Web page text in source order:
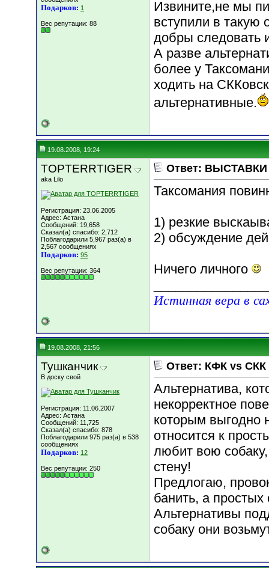
Подарков: 1
Вес репутации: 88
Извините,не мы
вступили в такую
добры следовать
А разве
более у
ходить на
альтернативные.
19.08.2008, 19:24
TOPTERRTIGER
aka Lilo
Регистрация: 23.06.2005
Адрес: Астана
Сообщений: 19,658
Сказал(а) спасибо: 2,712
Поблагодарили 5,967 раз(а) в
2,567 сообщениях
Подарков: 95
Вес репутации: 364
Ответ: ВЫСТАВКИ
Таксомания
1) резкие
2) обсуждение
Ничего личного
Истинная вера в
19.08.2008, 21:56
Тушканчик
В доску свой
Регистрация: 11.06.2007
Адрес: Астана
Сообщений: 11,725
Сказал(а) спасибо: 878
Поблагодарили 975 раз(а) в 538
сообщениях
Подарков: 12
Вес репутации: 250
Ответ: КФК vs СКК
Альтернатива,
некорректное
которым выгодно
относится к
любит вою
стену!
Предлогаю,
банить, а простых
Альтернативы
собаку они